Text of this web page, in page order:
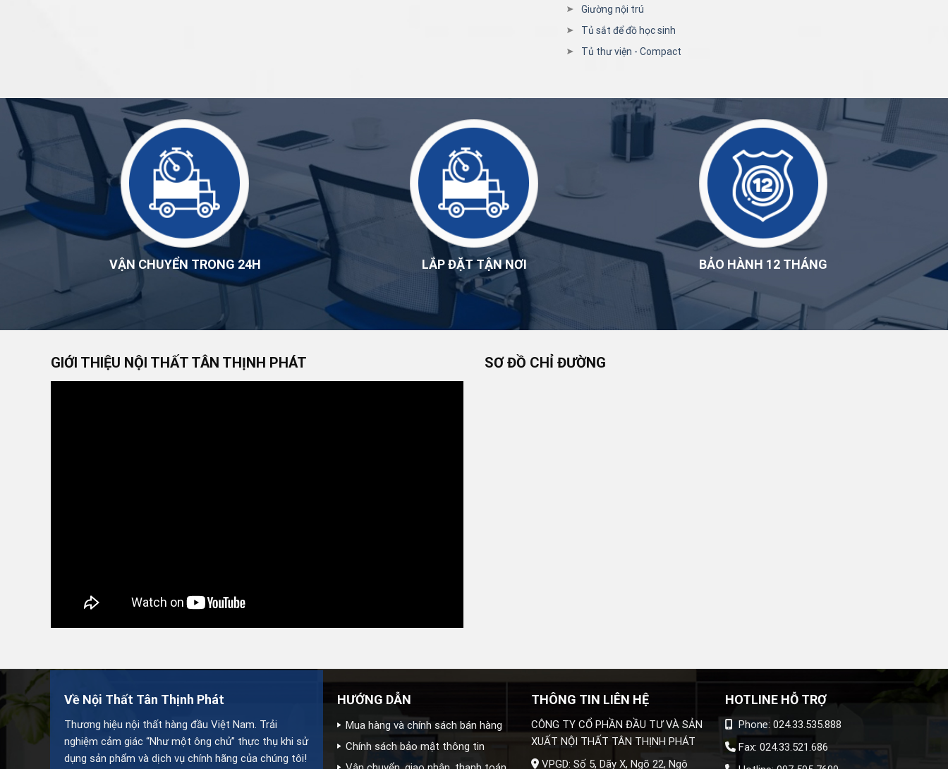
Giường nội trú
Tủ sắt để đồ học sinh
Tủ thư viện - Compact
VẬN CHUYỂN TRONG 24H LẮP ĐẶT TẬN NƠI BẢO HÀNH 12 THÁNG
GIỚI THIỆU NỘI THẤT TÂN THỊNH PHÁT SƠ ĐỒ CHỈ ĐƯỜNG
Về Nội Thất Tân Thịnh Phát
Thương hiệu nội thất hàng đầu Việt Nam. Trải
nghiệm cảm giác “Như một ông chủ” thực thụ khi sử
dụng sản phẩm và dịch vụ chính hãng của chúng tôi!
HƯỚNG DẪN
Mua hàng và chính sách bán hàng
Chính sách bảo mật thông tin
THÔNG TIN LIÊN HỆ
CÔNG TY CỔ PHẦN ĐẦU TƯ VÀ SẢN
XUẤT NỘI THẤT TÂN THỊNH PHÁT
VPGD: Số 5, Dãy X, Ngõ 22, Ngô
HOTLINE HỖ TRỢ
Phone: 024.33.535.888
Fax: 024.33.521.686